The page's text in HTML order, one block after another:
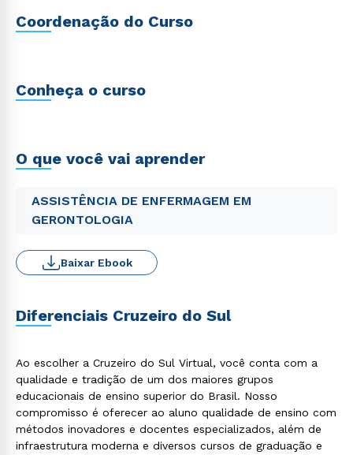
Coordenação do Curso
Conheça o curso
O que você vai aprender
ASSISTÊNCIA DE ENFERMAGEM EM
GERONTOLOGIA
Baixar Ebook
Diferenciais Cruzeiro do Sul
Ao escolher a Cruzeiro do Sul Virtual, você conta com a
qualidade e tradição de um dos maiores grupos
educacionais de ensino superior do Brasil. Nosso
compromisso é oferecer ao aluno qualidade de ensino com
métodos inovadores e docentes especializados, além de
infraestrutura moderna e diversos cursos de graduação e